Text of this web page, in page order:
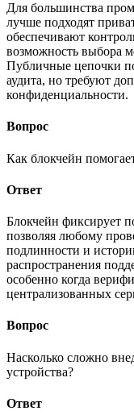
Для большинства
лучше подходят
обеспечивают
возможность выбора
Публичные цепочки
аудита, но требуют
конфиденциальности.
Вопрос
Как блокчейн
Ответ
Блокчейн фиксирует
позволяя любому
подлинности и
распространения
особенно когда
централизованных
Вопрос
Насколько сложно
устройства?
Ответ